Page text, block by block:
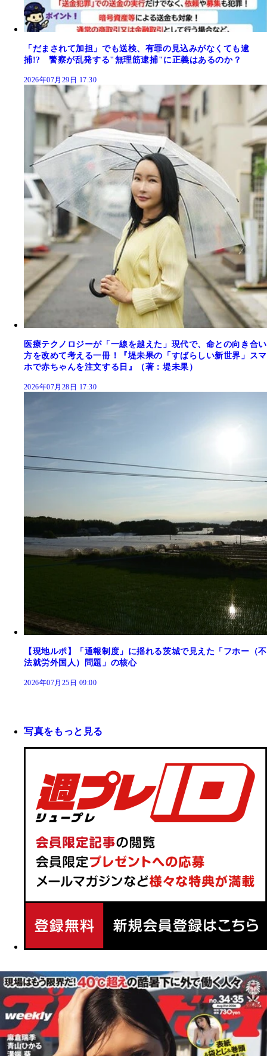
「だまされて加担」でも送検、有罪の見込みがなくても逮
捕!? 警察が乱発する"無理筋逮捕"に正義はあるのか？
2026年07月29日 17:30
医療テクノロジーが「一線を越えた」現代で、命との向き合い
方を改めて考える一冊！『堤未果の「すばらしい新世界」スマ
ホで赤ちゃんを注文する日』（著：堤未果）
2026年07月28日 17:30
【現地ルポ】「通報制度」に揺れる茨城で見えた「フホー（不
法就労外国人）問題」の核心
2026年07月25日 09:00
写真をもっと見る